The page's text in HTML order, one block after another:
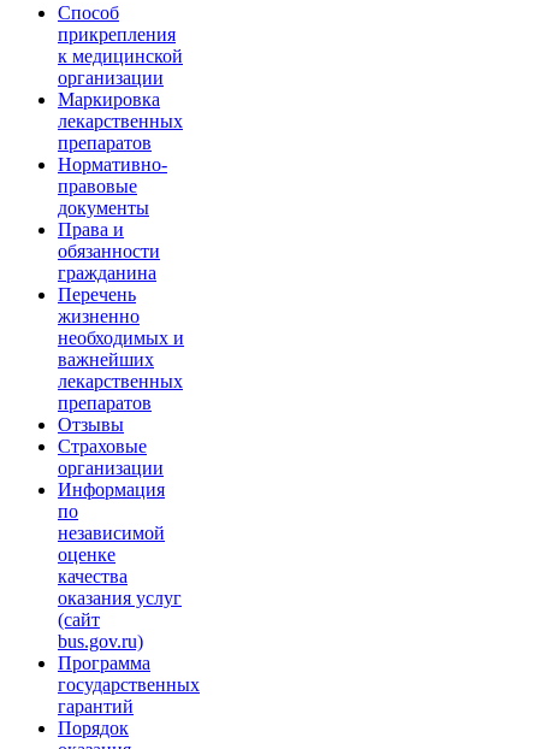
Способ
прикрепления
к медицинской
организации
Маркировка
лекарственных
препаратов
Нормативно-
правовые
документы
Права и
обязанности
гражданина
Перечень
жизненно
необходимых и
важнейших
лекарственных
препаратов
Отзывы
Страховые
организации
Информация
по
независимой
оценке
качества
оказания услуг
(сайт
bus.gov.ru)
Программа
государственных
гарантий
Порядок